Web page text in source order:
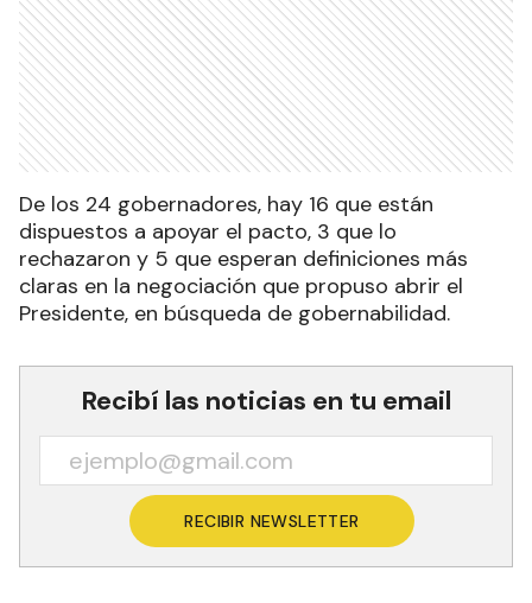
De los 24 gobernadores, hay 16 que están
dispuestos a apoyar el pacto, 3 que lo
rechazaron y 5 que esperan definiciones más
claras en la negociación que propuso abrir el
Presidente, en búsqueda de gobernabilidad.
Recibí las noticias en tu email
RECIBIR NEWSLETTER